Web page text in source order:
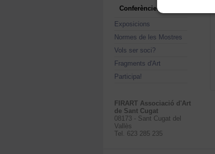
Conferències
Exposicions
Normes de les Mostres
Vols ser soci?
Fragments d'Art
Participa!
FIRART Associació d'Art
de Sant Cugat
08173 - Sant Cugat del
Vallès
Tel. 623 285 235